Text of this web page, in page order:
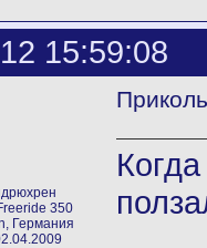
15:59:08
350
Германия